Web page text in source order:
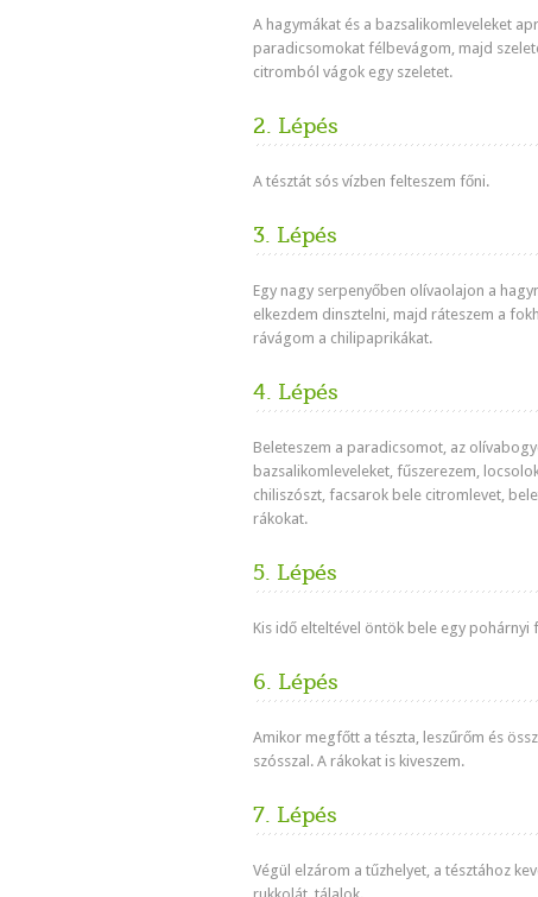
A hagymákat és a bazsalikomleveleket
paradicsomokat félbevágom, majd
citromból vágok egy szeletet.
2. Lépés
A tésztát sós vízben felteszem főni.
3. Lépés
Egy nagy serpenyőben olívaolajon a
elkezdem dinsztelni, majd ráteszem a
rávágom a chilipaprikákat.
4. Lépés
Beleteszem a paradicsomot, az
bazsalikomleveleket, fűszerezem,
chiliszószt, facsarok bele citromlevet,
rákokat.
5. Lépés
Kis idő elteltével öntök bele egy pohárnyi
6. Lépés
Amikor megfőtt a tészta, leszűrőm és
szósszal. A rákokat is kiveszem.
7. Lépés
Végül elzárom a tűzhelyet, a tésztához